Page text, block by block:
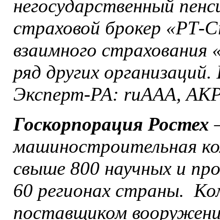
негосударственный
страховой брокер «РТ-
взаимного
ряд других организаций.
Эксперт-РА: ruAAA,
Госкорпорация Ростех
машиностроительная
свыше 800 научных и
60 регионах страны.
поставщиком